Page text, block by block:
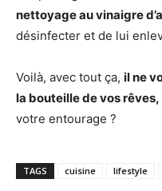
nettoyage au vinaigre
désinfecter et de lui
Voilà, avec tout ça, il ne
la bouteille de vos rêves,
votre entourage ?
TAGS cuisine lifestyle